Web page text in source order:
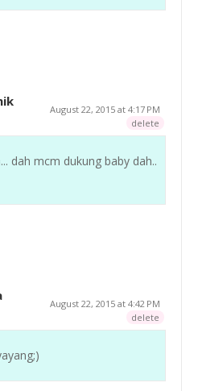
August 22, 2015 at 4:17 PM
delete
dah mcm dukung baby dah..
August 22, 2015 at 4:42 PM
delete